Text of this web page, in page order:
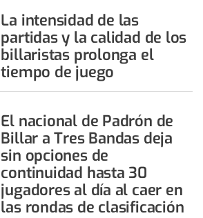
La intensidad de las
partidas y la calidad de los
billaristas prolonga el
tiempo de juego
El nacional de Padrón de
Billar a Tres Bandas deja
sin opciones de
continuidad hasta 30
jugadores al día al caer en
las rondas de clasificación